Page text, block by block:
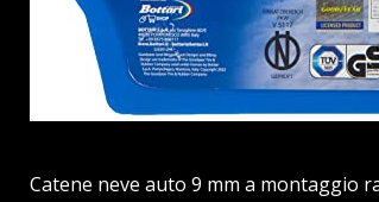
Catene neve auto 9 mm a montaggio